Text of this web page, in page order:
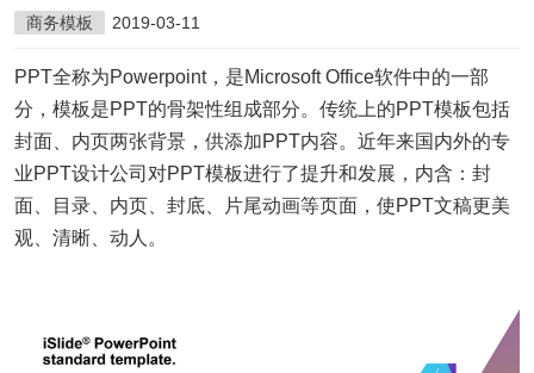
商务模板 2019-03-11
PPT全称为Powerpoint，是Microsoft Office软件中的一部
分，模板是PPT的骨架性组成部分。传统上的PPT模板包括
封面、内页两张背景，供添加PPT内容。近年来国内外的专
业PPT设计公司对PPT模板进行了提升和发展，内含：封
面、目录、内页、封底、片尾动画等页面，使PPT文稿更美
观、清晰、动人。